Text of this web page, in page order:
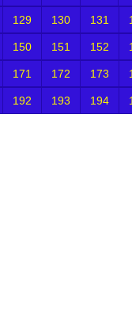
129 130 131
150 151 152
171 172 173
192 193 194